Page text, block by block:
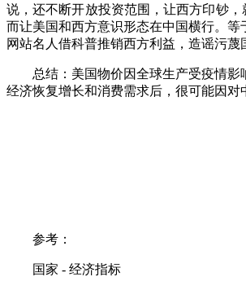
说，还不断开放投资范围，让西方印钞
而让美国和西方意识形态在中国横行。
网站名人借科普推销西方利益，造谣污蔑
总结：美国物价因全球生产受疫情
经济恢复增长和消费需求后，很可能因
参考：
国家 - 经济指标